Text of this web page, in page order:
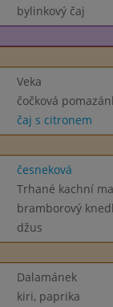
bylinkový čaj
Veka
čočková
čaj s citronem
česneková
Trhané kachní
bramborový
džus
Dalamánek
kiri, paprika